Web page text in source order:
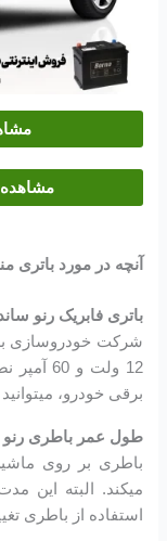
مشاهده
آنچه در مورد باتری
باتری فابریک رنو
شرکت خودروسازی
12 ولت و
برقی خودرو، میتوانید باطری 66 آمپر و یا 74
طول عمر باطری رنو
باطری بر روی
میکند. البته این
استفاده از باطری